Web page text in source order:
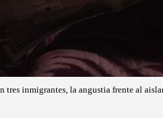
tres inmigrantes, la angustia frente al